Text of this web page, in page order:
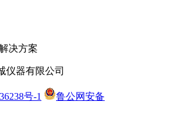
决方案
仪器有限公司
号-1
鲁公网安备